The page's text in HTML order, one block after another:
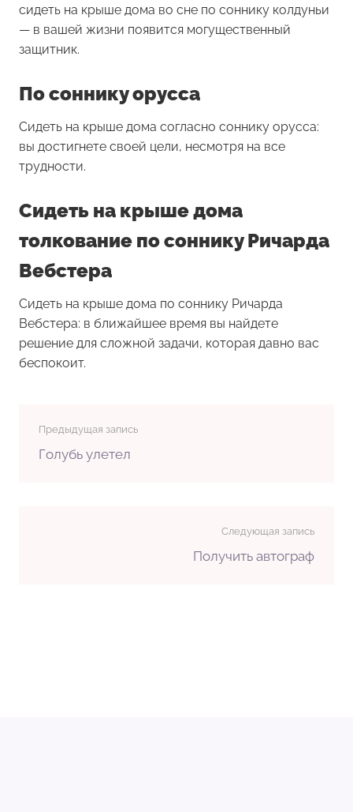
сидеть на крыше дома во сне по соннику колдуньи
— в вашей жизни появится могущественный
защитник.
По соннику орусса
Сидеть на крыше дома согласно соннику орусса:
вы достигнете своей цели, несмотря на все
трудности.
Сидеть на крыше дома
толкование по соннику Ричарда
Вебстера
Сидеть на крыше дома по соннику Ричарда
Вебстера: в ближайшее время вы найдете
решение для сложной задачи, которая давно вас
беспокоит.
Предыдущая запись
Голубь улетел
Следующая запись
Получить автограф